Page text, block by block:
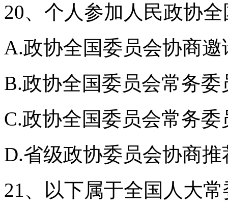
20、个人参加人民政协
A.政协全国委员会协商邀
B.政协全国委员会常务
C.政协全国委员会常务
D.省级政协委员会协商推
21、以下属于全国人大